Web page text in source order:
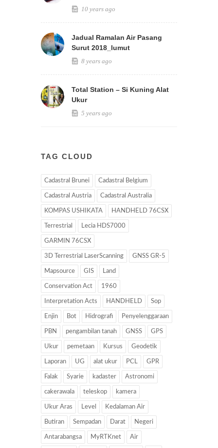
10 years ago
Jadual Ramalan Air Pasang
Surut 2018_lumut
8 years ago
Total Station – Si Kuning Alat
Ukur
5 years ago
TAG CLOUD
Cadastral Brunei Cadastral Belgium
Cadastral Austria Cadastral Australia
KOMPAS USHIKATA HANDHELD 76CSX
Terrestrial Lecia HDS7000
GARMIN 76CSX
3D Terrestrial LaserScanning GNSS GR-5
Mapsource GIS Land
Conservation Act 1960
Interpretation Acts HANDHELD Sop
Enjin Bot Hidrografi Penyelenggaraan
PBN pengambilan tanah GNSS GPS
Ukur pemetaan Kursus Geodetik
Laporan UG alat ukur PCL GPR
Falak Syarie kadaster Astronomi
cakerawala teleskop kamera
Ukur Aras Level Kedalaman Air
Butiran Sempadan Darat Negeri
Antarabangsa MyRTKnet Air